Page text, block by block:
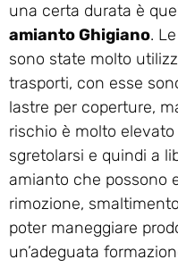
una certa durata è
amianto Ghigiano.
sono state molto
trasporti, con esse
lastre per coperture,
rischio è molto
sgretolarsi e quindi a
amianto che possono
rimozione,
poter maneggiare
un’adeguata